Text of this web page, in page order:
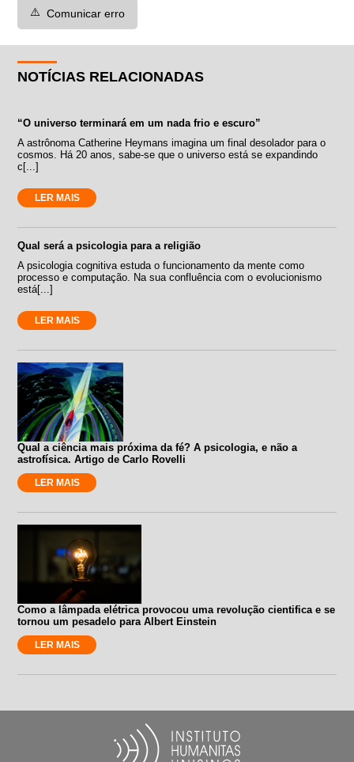
⚠️ Comunicar erro
NOTÍCIAS RELACIONADAS
“O universo terminará em um nada frio e escuro”
A astrônoma Catherine Heymans imagina um final desolador para o
cosmos. Há 20 anos, sabe-se que o universo está se expandindo
c[...]
LER MAIS
Qual será a psicologia para a religião
A psicologia cognitiva estuda o funcionamento da mente como
processo e computação. Na sua confluência com o evolucionismo
está[...]
LER MAIS
Qual a ciência mais próxima da fé? A psicologia, e não a
astrofísica. Artigo de Carlo Rovelli
LER MAIS
Como a lâmpada elétrica provocou uma revolução cientifica e se
tornou um pesadelo para Albert Einstein
LER MAIS